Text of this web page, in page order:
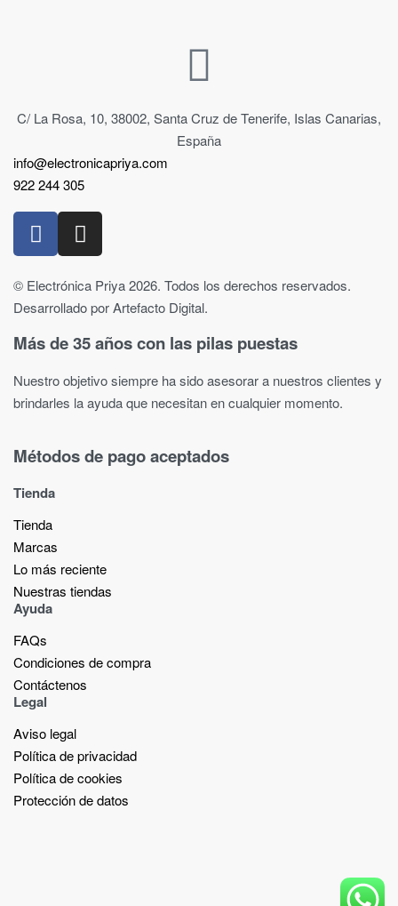
C/ La Rosa, 10, 38002, Santa Cruz de Tenerife, Islas Canarias,
España
info@electronicapriya.com
922 244 305
© Electrónica Priya 2026. Todos los derechos reservados.
Desarrollado por Artefacto Digital.
Más de 35 años con las pilas puestas
Nuestro objetivo siempre ha sido asesorar a nuestros clientes y
brindarles la ayuda que necesitan en cualquier momento.
Métodos de pago aceptados
Tienda
Tienda
Marcas
Lo más reciente​
Nuestras tiendas​
Ayuda
FAQs
Condiciones de compra
Contáctenos
Legal
Aviso legal
Política de privacidad
Política de cookies
Protección de datos